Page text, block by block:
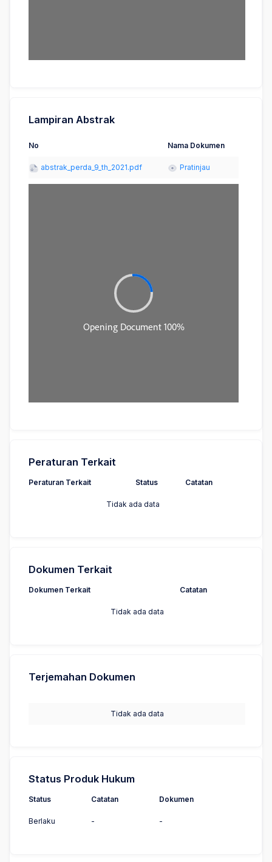
Lampiran Abstrak
No Nama Dokumen
abstrak_perda_9_th_2021.pdf Pratinjau
Peraturan Terkait
Peraturan Terkait Status Catatan
Tidak ada data
Dokumen Terkait
Dokumen Terkait Catatan
Tidak ada data
Terjemahan Dokumen
Tidak ada data
Status Produk Hukum
Status Catatan Dokumen
Berlaku - -